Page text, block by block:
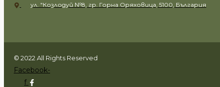
ул. "Козлодуй №8, гр. Горна Оряховица, 5100, България
© 2022 All Rights Reserved
Facebook-
f